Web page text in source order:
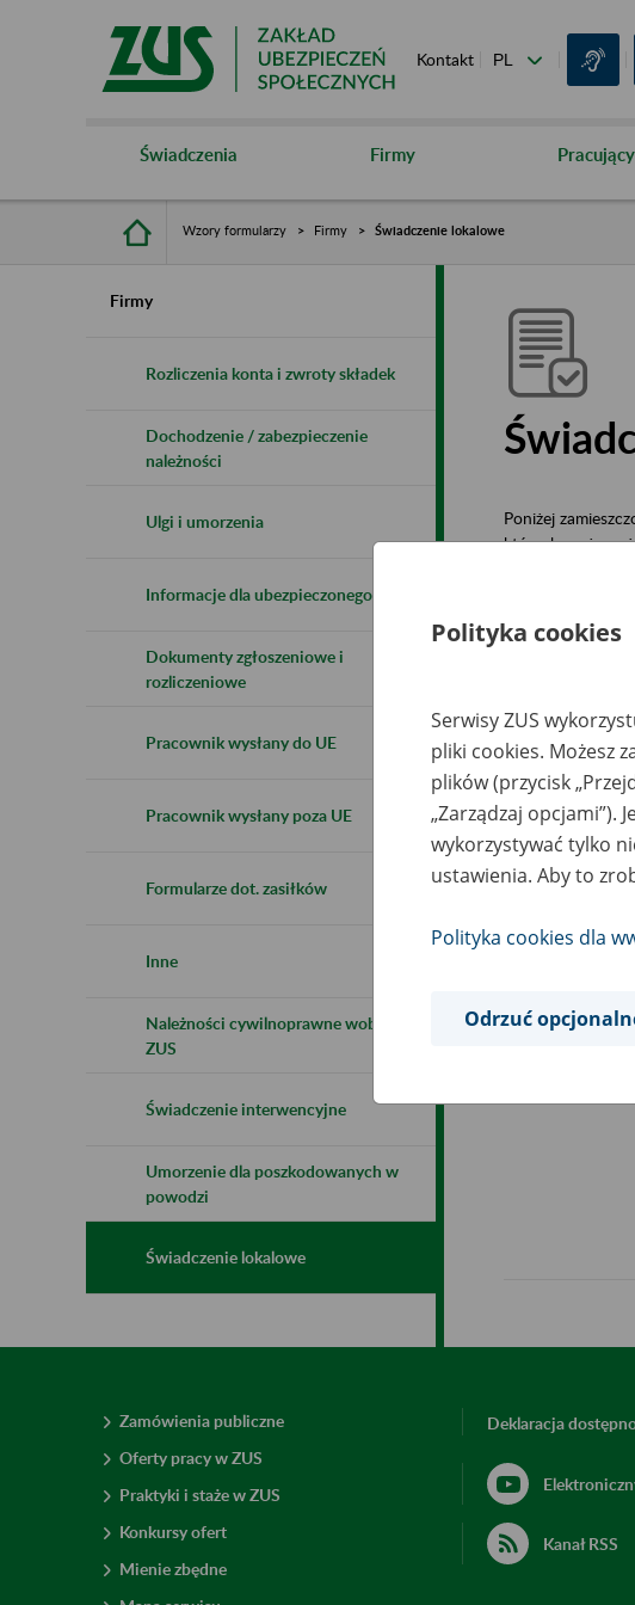
Kontakt
Świadczenia Firmy Pracujący
Wzory formularzy Firmy Świadczenie lokalowe
Firmy
Rozliczenia konta i zwroty składek
Dochodzenie / zabezpieczenie
należności
Ulgi i umorzenia
Informacje dla ubezpieczonego
Dokumenty zgłoszeniowe i
rozliczeniowe
Pracownik wysłany do UE
Pracownik wysłany poza UE
Formularze dot. zasiłków
Inne
Należności cywilnoprawne wobec
ZUS
Świadczenie interwencyjne
Umorzenie dla poszkodowanych w
powodzi
Świadczenie lokalowe
Poniżej
których można
RSL
Zamówienia publiczne
Oferty pracy w ZUS
Praktyki i staże w ZUS
Konkursy ofert
Mienie zbędne
Deklaracja
Kanał RSS
Polityka cookies
Serwisy ZUS
pliki cookies. Możesz
plików (przycisk
„Zarządzaj opcjami”).
wykorzystywać tylko
ustawienia. Aby to
Polityka cookies dla
Odrzuć